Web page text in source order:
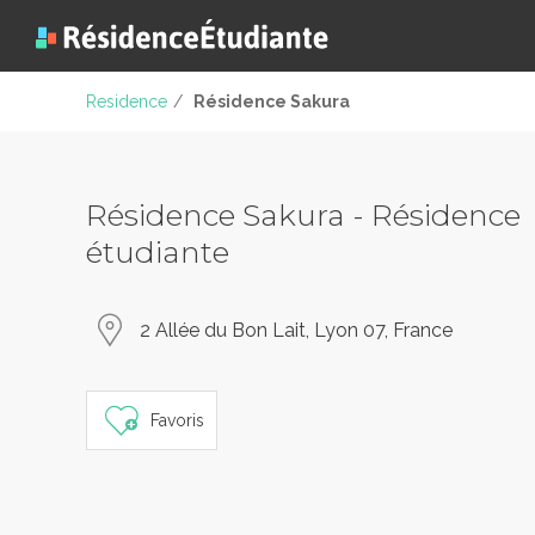
Residence / Résidence Sakura
Résidence Sakura - Résidence
étudiante
2 Allée du Bon Lait, Lyon 07, France
Favoris